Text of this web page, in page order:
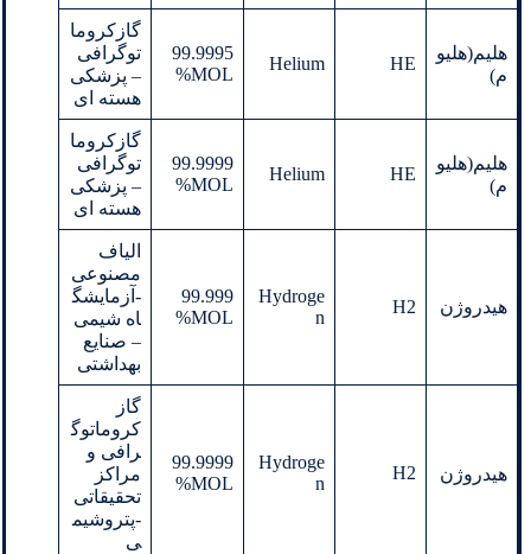
هلیم(هلیو
م)
HE
Helium
99.9995
MOL%
گازکروما
توگرافی
– پزشکی
هسته ای
هلیم(هلیو
م)
HE
Helium
99.9999
MOL%
گازکروما
توگرافی
– پزشکی
هسته ای
هیدروژن H2
Hydroge
n
99.999
MOL%
الیاف
مصنوعی
-آزمایشگ
اه شیمی
– صنایع
بهداشتی
هیدروژن H2
Hydroge
n
99.9999
MOL%
گاز
کروماتوگ
رافی و
مراکز
تحقیقاتی
-پتروشیم
ی